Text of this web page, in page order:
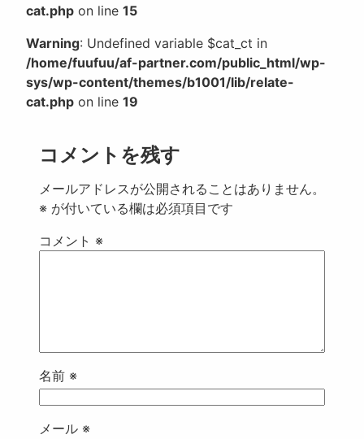
cat.php on line 15
Warning: Undefined variable $cat_ct in
/home/fuufuu/af-partner.com/public_html/wp-
sys/wp-content/themes/b1001/lib/relate-
cat.php on line 19
コメントを残す
メールアドレスが公開されることはありません。
※ が付いている欄は必須項目です
コメント ※
名前 ※
メール ※